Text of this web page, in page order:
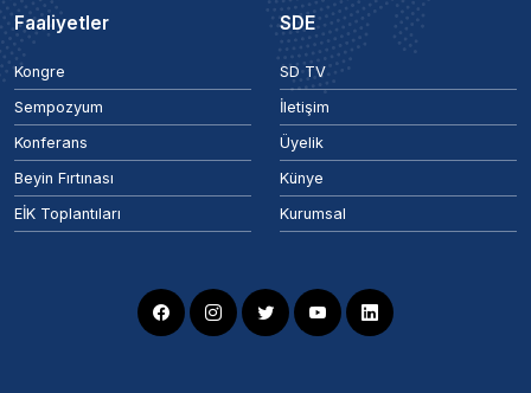
Faaliyetler
Kongre
Sempozyum
Konferans
Beyin Fırtınası
EİK Toplantıları
SDE
SD TV
İletişim
Üyelik
Künye
Kurumsal